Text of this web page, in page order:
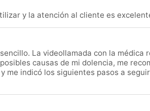
y la atención al cliente es
La videollamada con la médica
causas de mi dolencia, me
me indicó los siguientes pasos a